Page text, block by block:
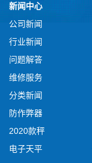
新闻中心
公司新闻
行业新闻
问题解答
维修服务
分类新闻
防作弊器
2020款秤
电子天平